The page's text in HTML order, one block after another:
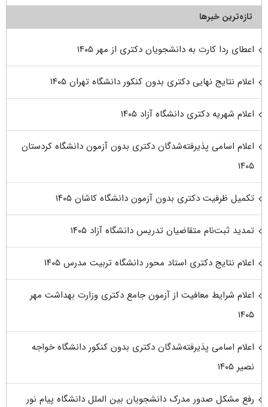
تازه‌ترین خبرها
اعطای ردا کارت به دانشجویان دکتری از مهر ۱۴۰۵
اعلام نتایج نهایی دکتری بدون کنکور دانشگاه تهران ۱۴۰۵
اعلام شهریه دکتری دانشگاه آزاد ۱۴۰۵
اعلام اسامی پذیرفته‌شدگان دکتری بدون آزمون دانشگاه کردستان
۱۴۰۵
تکمیل ظرفیت دکتری بدون آزمون دانشگاه کاشان ۱۴۰۵
تمدید ثبت‌نام متقاضیان تدریس دانشگاه آزاد ۱۴۰۵
اعلام نتایج دکتری استاد محور دانشگاه تربیت مدرس ۱۴۰۵
اعلام شرایط معافیت از آزمون جامع دکتری وزارت بهداشت مهر
۱۴۰۵
اعلام اسامی پذیرفته‌شدگان دکتری بدون کنکور دانشگاه خواجه
نصیر ۱۴۰۵
رفع مشکل صدور مدرک دانشجویان بین الملل دانشگاه پیام نور